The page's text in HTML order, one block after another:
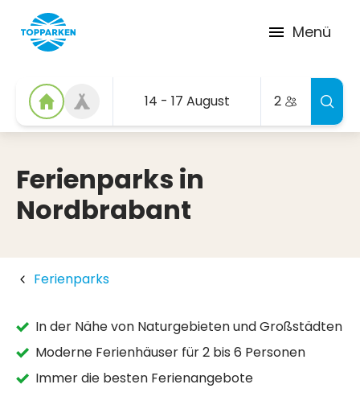
Menü
14 - 17 August 2
Ferienparks in
Nordbrabant
Ferienparks
In der Nähe von Naturgebieten und Großstädten
Moderne Ferienhäuser für 2 bis 6 Personen
Immer die besten Ferienangebote